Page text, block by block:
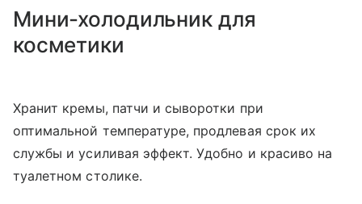
Мини-холодильник для
косметики
Хранит кремы, патчи и сыворотки при
оптимальной температуре, продлевая срок их
службы и усиливая эффект. Удобно и красиво на
туалетном столике.